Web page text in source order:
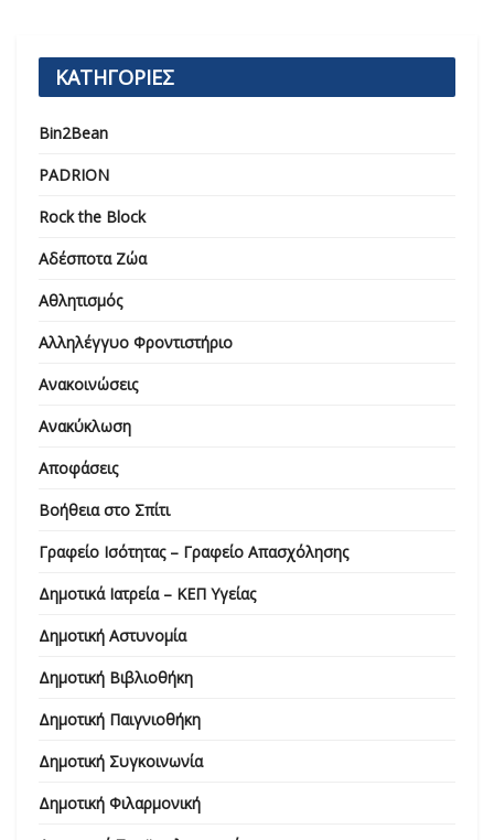
ΚΑΤΗΓΟΡΙΕΣ
Bin2Bean
PADRION
Rock the Block
Αδέσποτα Ζώα
Αθλητισμός
Αλληλέγγυο Φροντιστήριο
Ανακοινώσεις
Ανακύκλωση
Αποφάσεις
Βοήθεια στο Σπίτι
Γραφείο Ισότητας – Γραφείο Απασχόλησης
Δημοτικά Ιατρεία – ΚΕΠ Υγείας
Δημοτική Αστυνομία
Δημοτική Βιβλιοθήκη
Δημοτική Παιγνιοθήκη
Δημοτική Συγκοινωνία
Δημοτική Φιλαρμονική